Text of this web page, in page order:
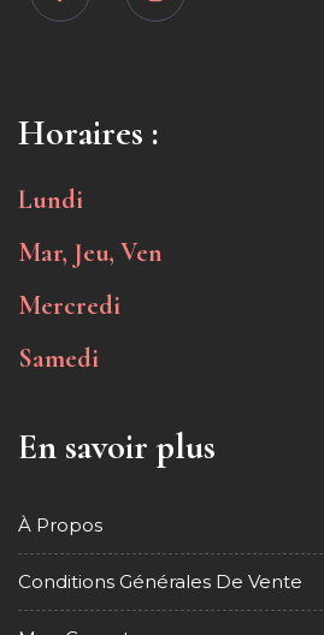
Horaires :
Lundi
Mar, Jeu, Ven
Mercredi
Samedi
En savoir plus
À Propos
Conditions Générales De Vente